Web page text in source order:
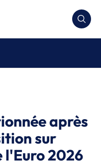
après
sur
2026